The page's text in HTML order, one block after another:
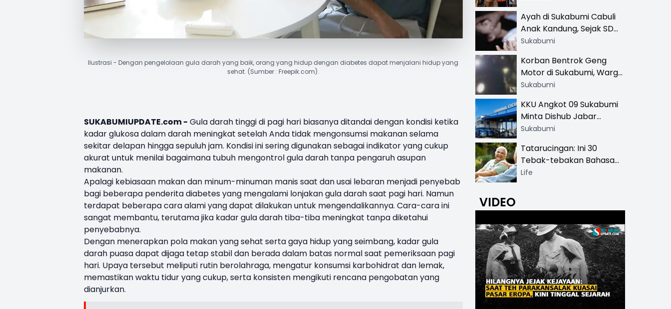
Ilustrasi - Dengan pengelolaan gula darah yang baik, orang yang hidup dengan diabetes dapat menjalani hidup yang
sehat. (Sumber : Freepik.com).
SUKABUMIUPDATE.com - Gula darah tinggi di pagi hari biasanya ditandai dengan kondisi ketika
kadar glukosa dalam darah meningkat setelah Anda tidak mengonsumsi makanan selama
sekitar delapan hingga sepuluh jam. Kondisi ini sering digunakan sebagai indikator yang cukup
akurat untuk menilai bagaimana tubuh mengontrol gula darah tanpa pengaruh asupan
makanan.
Apalagi kebiasaan makan dan minum-minuman manis saat dan usai lebaran menjadi penyebab
bagi beberapa penderitadiabetesyang mengalami lonjakan gula darah saat pagi hari. Namun
terdapat beberapa cara alami yang dapat dilakukan untuk mengendalikannya. Cara-cara ini
sangat membantu, terutama jika kadar gula darah tiba-tiba meningkat tanpa diketahui
penyebabnya.
Dengan menerapkan pola makan yang sehat serta gaya hidup yang seimbang, kadar gula
darah puasa dapat dijaga tetap stabil dan berada dalam batas normal saat pemeriksaan pagi
hari. Upaya tersebut meliputi rutin berolahraga, mengatur konsumsi karbohidrat dan lemak,
memastikan waktu tidur yang cukup, serta konsisten mengikuti rencana pengobatan yang
dianjurkan.
Khusus
Ayah di Sukabumi Cabuli
Anak Kandung, Sejak SD
Hingga SMA
Sukabumi
Korban Bentrok Geng
Motor di Sukabumi, Warga
dan Sopir Tangki
Sukabumi
KKU Angkot 09 Sukabumi
Minta Dishub Jabar
Tertibkan Trayek Ciawi-
Narik
Sukabumi
Tatarucingan: Ini 30
Tebak-tebakan Bahasa
Sunda yang Sangat
Life
VIDEO